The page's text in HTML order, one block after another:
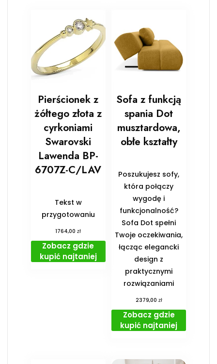
Pierścionek z
żółtego złota z
cyrkoniami
Swarovski
Lawenda BP-
6707Z-C/LAV
Tekst w
przygotowaniu
1764,00zł
Zobacz gdzie
kupić najtaniej
Sofa z funkcją
spania Dot
musztardowa,
obłe kształty
Poszukujesz sofy,
która połączy
wygodę i
funkcjonalność?
Sofa Dot spełni
Twoje oczekiwania,
łącząc elegancki
design z
praktycznymi
rozwiązaniami
2379,00 zł
Zobacz gdzie
kupić najtaniej